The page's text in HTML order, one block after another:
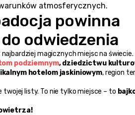
atmosferycznych.
powinna
odwiedzenia
magicznych miejsc na świecie.
podziemnym, dziedzictwu
hotelom jaskiniowym, region
twojej listy. To nie tylko miejsce – to